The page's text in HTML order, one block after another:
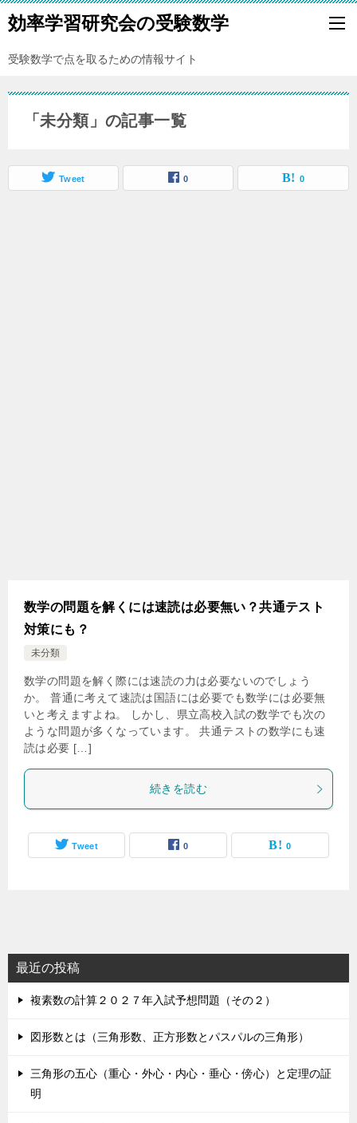
効率学習研究会の受験数学
受験数学で点を取るための情報サイト
「未分類」の記事一覧
Tweet 0 0
数学の問題を解くには速読は必要無い？共通テスト
対策にも？
未分類
数学の問題を解く際には速読の力は必要ないのでしょう
か。 普通に考えて速読は国語には必要でも数学には必要無
いと考えますよね。 しかし、県立高校入試の数学でも次の
ような問題が多くなっています。 共通テストの数学にも速
読は必要 […]
続きを読む
Tweet 0 0
最近の投稿
複素数の計算２０２７年入試予想問題（その２）
図形数とは（三角形数、正方形数とパスパルの三角形）
三角形の五心（重心・外心・内心・垂心・傍心）と定理の証
明